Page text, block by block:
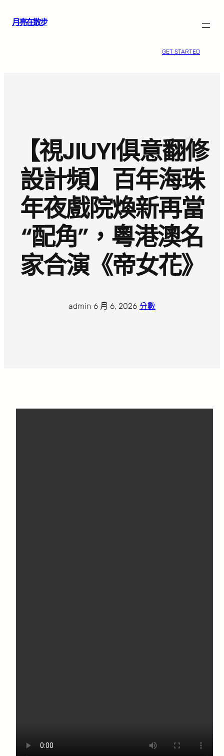
月亮在散步
GET STARTED
【視JIUYI俱意翻修
設計頻】百年海珠
年夜戲院煥新再當
“配角”，粵港澳名
家合演《帝女花》
admin 6 月 6, 2026 分數